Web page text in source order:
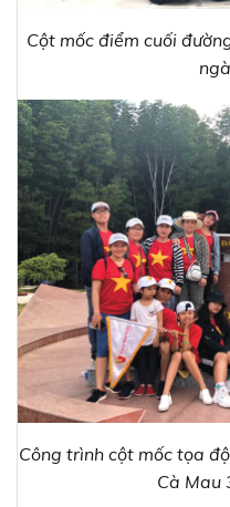
Cột mốc điểm cuối
Công trình cột mốc tọa
Cà Mau